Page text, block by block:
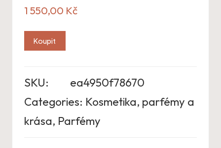
1 550,00 Kč
Koupit
SKU:
ea4950f78670
Categories: Kosmetika, parfémy a
krása, Parfémy